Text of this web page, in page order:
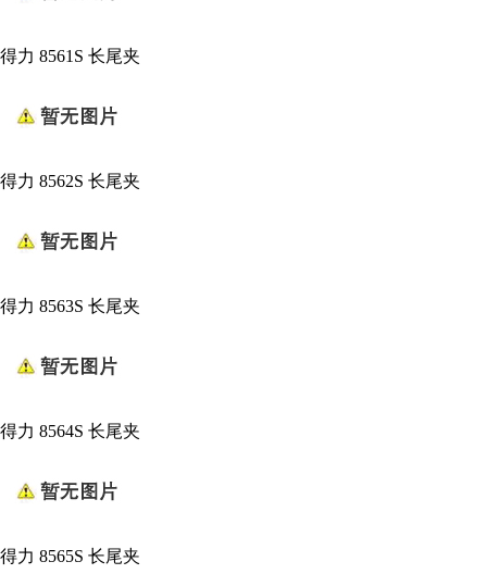
得力 8561S 长尾夹
得力 8562S 长尾夹
得力 8563S 长尾夹
得力 8564S 长尾夹
得力 8565S 长尾夹